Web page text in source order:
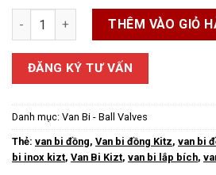
Van Bi Kitz số lượngTHÊM VÀO GIỎ
ĐĂNG KÝ TƯ VẤN
Danh mục: Van Bi - Ball Valves
Thẻ: van bi đồng, Van bi đồng Kitz, van bi
bi inox kizt, Van Bi Kizt, van bi lắp bích,